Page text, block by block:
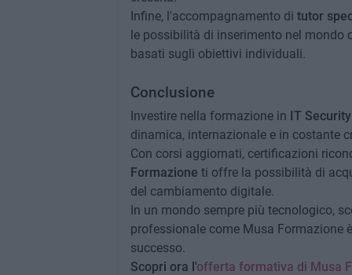
Infine, l'accompagnamento di tutor
le possibilità di inserimento nel mondo
basati sugli obiettivi individuali.
Conclusione
Investire nella formazione in IT Security
dinamica, internazionale e in costante
Con corsi aggiornati, certificazioni
Formazione ti offre la possibilità di
del cambiamento digitale.
In un mondo sempre più tecnologico,
professionale come Musa Formazione
successo.
Scopri ora l'offerta formativa di Musa